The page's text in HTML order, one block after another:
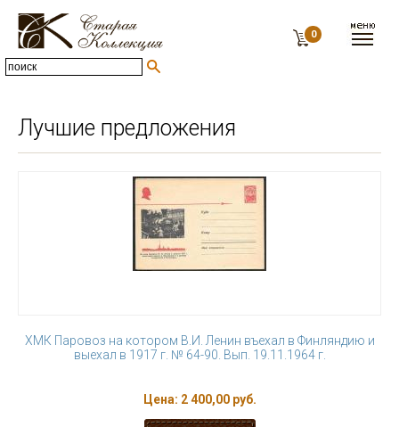
0
Лучшие предложения
ХМК Паровоз на котором В.И. Ленин въехал в Финляндию и
выехал в 1917 г. № 64-90. Вып. 19.11.1964 г.
Цена: 2 400,00 руб.